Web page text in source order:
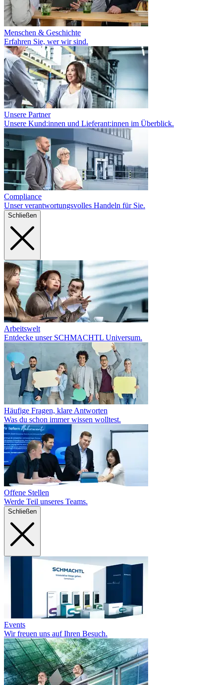
Menschen & Geschichte
Erfahren Sie, wer wir sind.
Unsere Partner
Unsere Kund:innen und Lieferant:innen im Überblick.
Compliance
Unser verantwortungsvolles Handeln für Sie.
Schließen
Arbeitswelt
Entdecke unser SCHMACHTL Universum.
Häufige Fragen, klare Antworten
Was du schon immer wissen wolltest.
Offene Stellen
Werde Teil unseres Teams.
Schließen
Events
Wir freuen uns auf Ihren Besuch.